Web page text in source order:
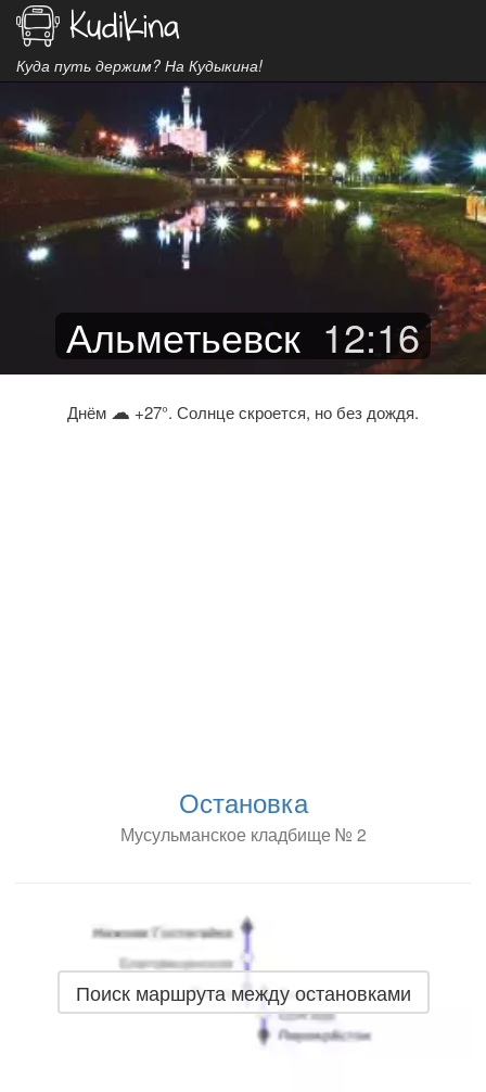
Куда путь держим? На Кудыкина!
Альметьевск 12:16
Днём ☁ +27°. Солнце скроется, но без дождя.
Остановка
Мусульманское кладбище № 2
Поиск маршрута между остановками